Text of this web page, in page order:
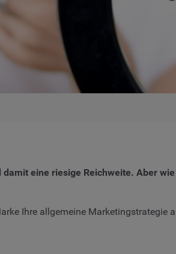
damit eine riesige Reichweite. Aber
Ihre allgemeine Marketingstrategie